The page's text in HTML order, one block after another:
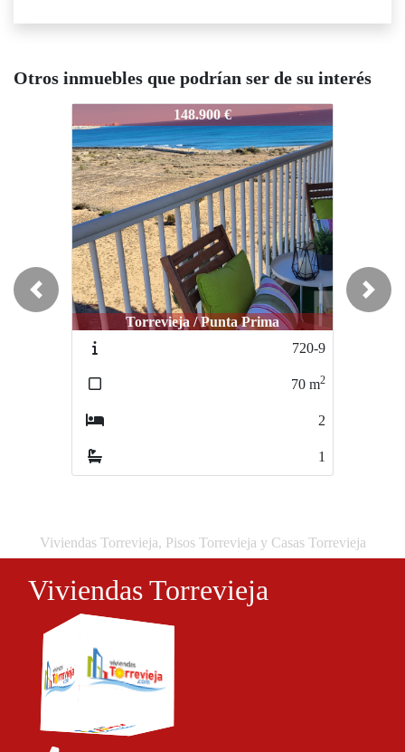
Otros inmuebles que podrían ser de su interés
148.900 €
Torrevieja / Punta Prima
150.000 €
Torrevieja / Punta Prima
Previous Next
Viviendas Torrevieja, Pisos Torrevieja y Casas Torrevieja
Viviendas Torrevieja